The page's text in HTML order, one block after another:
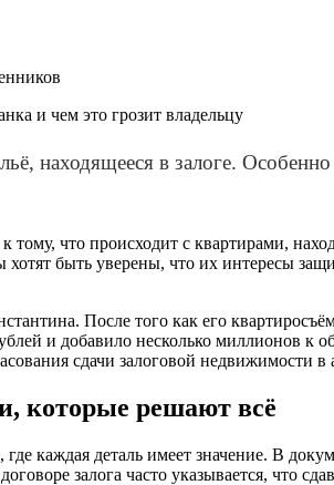
находящееся в залоге.
тому, что происходит с квартирами,
быть уверены, что их интересы
После того как его
и добавило несколько миллионов к
сдачи залоговой
которые решают всё
каждая деталь имеет значение. В
залога часто указывается, что